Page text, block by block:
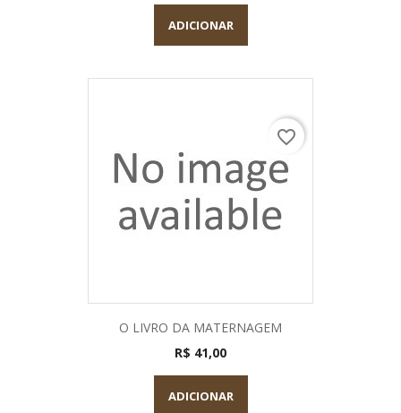
ADICIONAR
O LIVRO DA MATERNAGEM
R$ 41,00
ADICIONAR
favorite_border